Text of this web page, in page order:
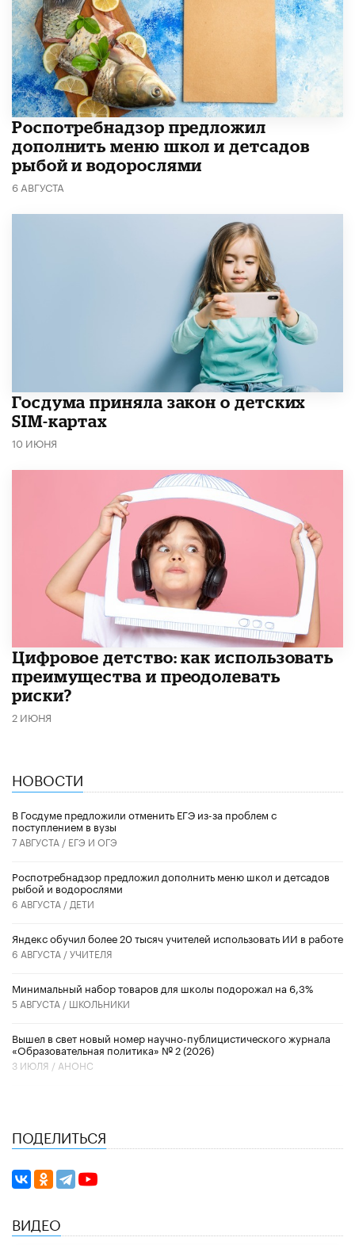
Роспотребнадзор предложил
дополнить меню школ и детсадов
рыбой и водорослями
6 АВГУСТА
Госдума приняла закон о детских
SIM-картах
10 ИЮНЯ
​Цифровое детство: как использовать
преимущества и преодолевать
риски?
2 ИЮНЯ
НОВОСТИ
В Госдуме предложили отменить ЕГЭ из-за проблем с
поступлением в вузы
7 АВГУСТА / ЕГЭ И ОГЭ
Роспотребнадзор предложил дополнить меню школ и детсадов
рыбой и водорослями
6 АВГУСТА / ДЕТИ
​Яндекс обучил более 20 тысяч учителей использовать ИИ в работе
6 АВГУСТА /УЧИТЕЛЯ
Минимальный набор товаров для школы подорожал на 6,3%
5 АВГУСТА / ШКОЛЬНИКИ
Вышел в свет новый номер научно-публицистического журнала
«Образовательная политика» № 2 (2026)
3 ИЮЛЯ / АНОНС
ПОДЕЛИТЬСЯ
ВИДЕО